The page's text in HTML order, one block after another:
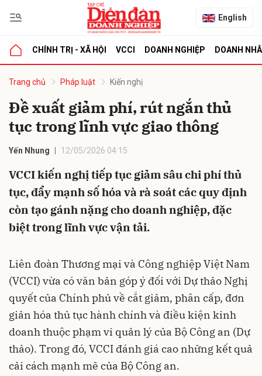
English
CHÍNH TRỊ - XÃ HỘI VCCI DOANH NGHIỆP DOANH
Trang chủ Pháp luật Kiến nghị
Đề xuất giảm phí, rút ngắn thủ
tục trong lĩnh vực giao thông
Yến Nhung 12/05/2026 04:15
VCCI kiến nghị tiếp tục giảm sâu chi phí thủ
tục, đẩy mạnh số hóa và rà soát các quy định
còn tạo gánh nặng cho doanh nghiệp, đặc
biệt trong lĩnh vực vận tải.
Liên đoàn Thương mại và Công nghiệp Việt Nam
(VCCI) vừa có văn bản góp ý đối với Dự thảo Nghị
quyết của Chính phủ về cắt giảm, phân cấp, đơn
giản hóa thủ tục hành chính và điều kiện kinh
doanh thuộc phạm vi quản lý của Bộ Công an (Dự
thảo). Trong đó, VCCI đánh giá cao những kết quả
cải cách mạnh mẽ của Bộ Công an.
luận
Hủy